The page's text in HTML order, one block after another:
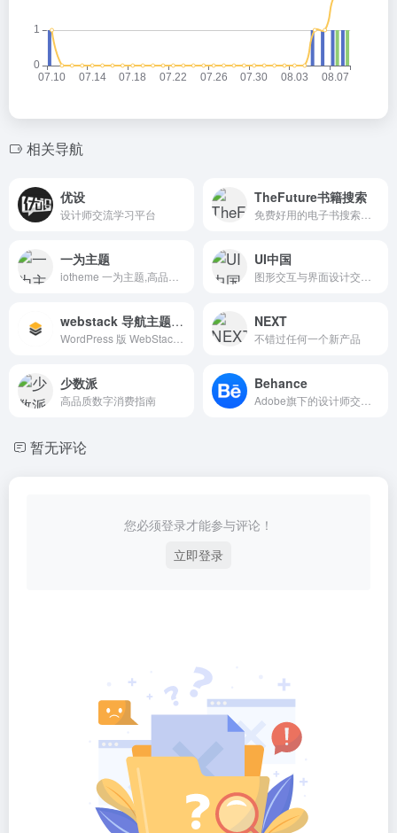
相关导航
优设
设计师交流学习平台
TheFuture书籍搜索
一为主题 UI中国
webstack 导航主题开源版 NEXT
不错过任何一个新产品
少数派
高品质数字消费指南
Behance
暂无评论
您必须登录才能参与评论！
立即登录